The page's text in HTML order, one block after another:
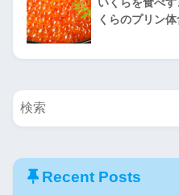
くらのプリン体
Recent Posts